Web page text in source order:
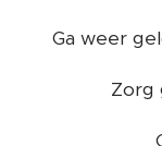
Ga weer
Zorg